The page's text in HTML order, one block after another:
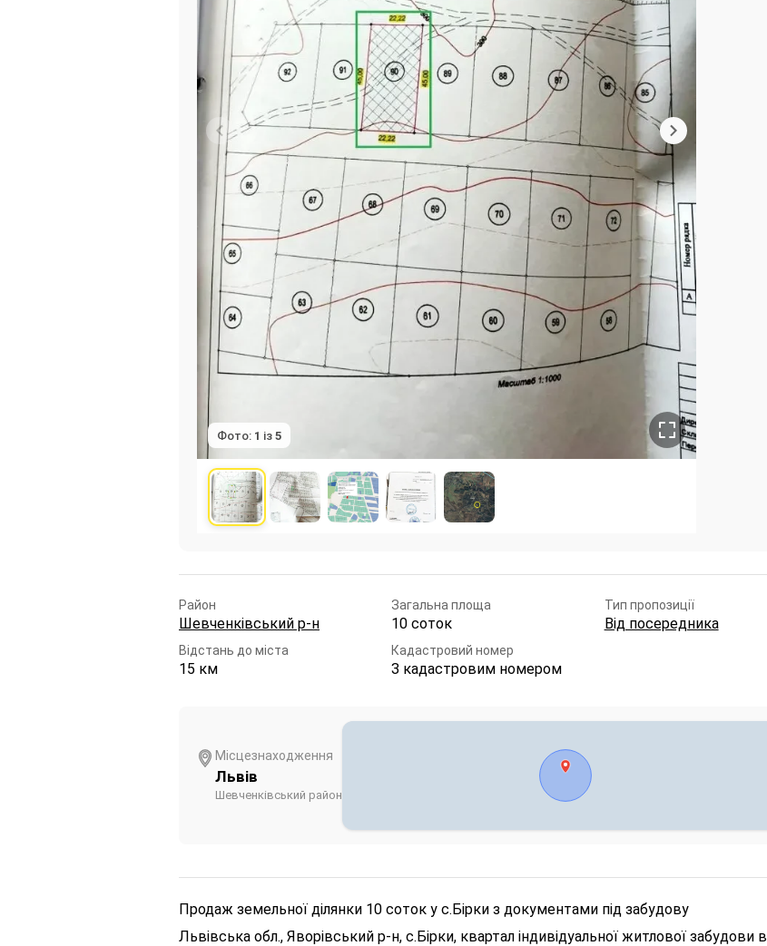
Фото: 1 із 5
Район
Шевченківський р-н
Загальна площа
10 соток
Тип пропозиції
Від посередника
Відстань до міста
15 км
Кадастровий номер
З кадастровим номером
Місцезнаходження
Львів
Шевченківський район
Продаж земельної ділянки 10 соток у с.Бірки з документами під забудову
Львівська обл., Яворівський р-н, с.Бірки, квартал індивідуальної житлової забудови в